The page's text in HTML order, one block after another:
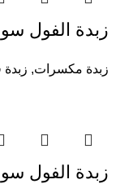
زبدة الفول
زبدة مكسرات,
زبدة الفول